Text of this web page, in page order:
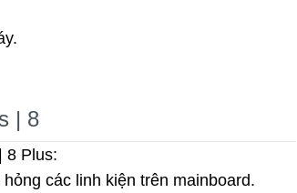
| 8
8 Plus:
các linh kiện trên mainboard.